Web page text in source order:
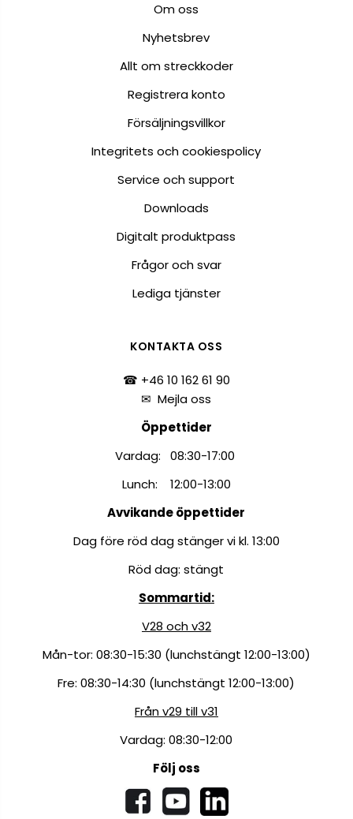
Om oss
Nyhetsbrev
Allt om streckkoder
Registrera konto
Försäljningsvillkor
Integritets och cookiespolicy
Service och support
Downloads
Digitalt produktpass
Frågor och svar
Lediga tjänster
KONTAKTA OSS
☎ +46 10 162 61 90
✉Mejla oss
Öppettider
Vardag: 08:30-17:00
Lunch: 12:00-13:00
Avvikande öppettider
Dag före röd dag stänger vi kl. 13:00
Röd dag: stängt
Sommartid:
V28 och v32
Mån-tor: 08:30-15:30 (lunchstängt 12:00-13:00)
Fre: 08:30-14:30 (lunchstängt 12:00-13:00)
Från v29 till v31
Vardag: 08:30-12:00
Följ oss